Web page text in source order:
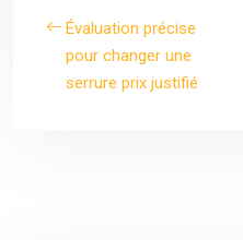
Évaluation précise
pour changer une
serrure prix justifié